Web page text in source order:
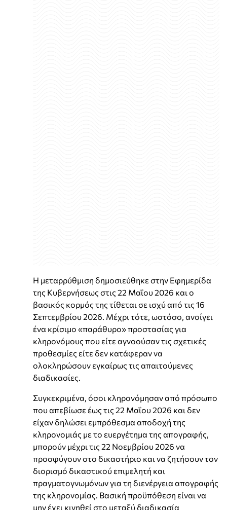
Η μεταρρύθμιση δημοσιεύθηκε στην Εφημερίδα
της Κυβερνήσεως στις 22 Μαΐου 2026 και ο
βασικός κορμός της τίθεται σε ισχύ από τις 16
Σεπτεμβρίου 2026. Μέχρι τότε, ωστόσο, ανοίγει
ένα κρίσιμο «παράθυρο» προστασίας για
κληρονόμους που είτε αγνοούσαν τις σχετικές
προθεσμίες είτε δεν κατάφεραν να
ολοκληρώσουν εγκαίρως τις απαιτούμενες
διαδικασίες.
Συγκεκριμένα, όσοι κληρονόμησαν από πρόσωπο
που απεβίωσε έως τις 22 Μαΐου 2026 και δεν
είχαν δηλώσει εμπρόθεσμα αποδοχή της
κληρονομιάς με το ευεργέτημα της απογραφής,
μπορούν μέχρι τις 22 Νοεμβρίου 2026 να
προσφύγουν στο δικαστήριο και να ζητήσουν τον
διορισμό δικαστικού επιμελητή και
πραγματογνωμόνων για τη διενέργεια απογραφής
της κληρονομίας. Βασική προϋπόθεση είναι να
μην έχει κινηθεί στο μεταξύ διαδικασία